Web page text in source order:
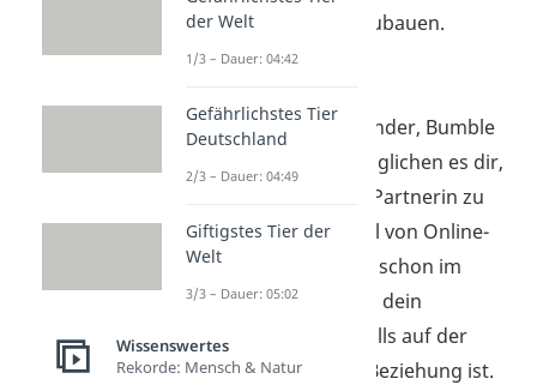
eine Bindung aufzubauen.
Plattformen wie Tinder, Bumble
oder Parship ermöglichen es dir,
gezielt nach einer Partnerin zu
suchen. Der Vorteil von Online-
Dating ist, dass du schon im
Vorfeld weist, dass dein
Gegenüber ebenfalls auf der
Suche nach einer Beziehung ist.
der Welt
1/3 – Dauer: 04:42
Gefährlichstes Tier
Deutschland
2/3 – Dauer: 04:49
Giftigstes Tier der
Welt
3/3 – Dauer: 05:02
Wissenswertes
Rekorde: Mensch & Natur